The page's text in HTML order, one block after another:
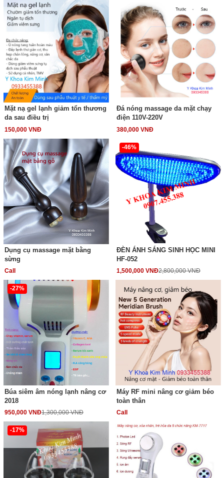
Mặt nạ gel lạnh giảm tổn thương
da sau điều trị
150,000 VNĐ
Đá nóng massage da mặt chạy
điện 110V-220V
380,000 VNĐ
Dụng cụ massage mặt bằng
sừng
Call
-46%
ĐÈN ÁNH SÁNG SINH HỌC MINI
HF-052
1,500,000 VNĐ2,800,000 VNĐ
-27%
Búa siêm âm nóng lạnh nâng cơ
2018
950,000 VNĐ1,300,000 VNĐ
Máy RF mini nâng cơ giảm béo
toàn thân
Call
-17%